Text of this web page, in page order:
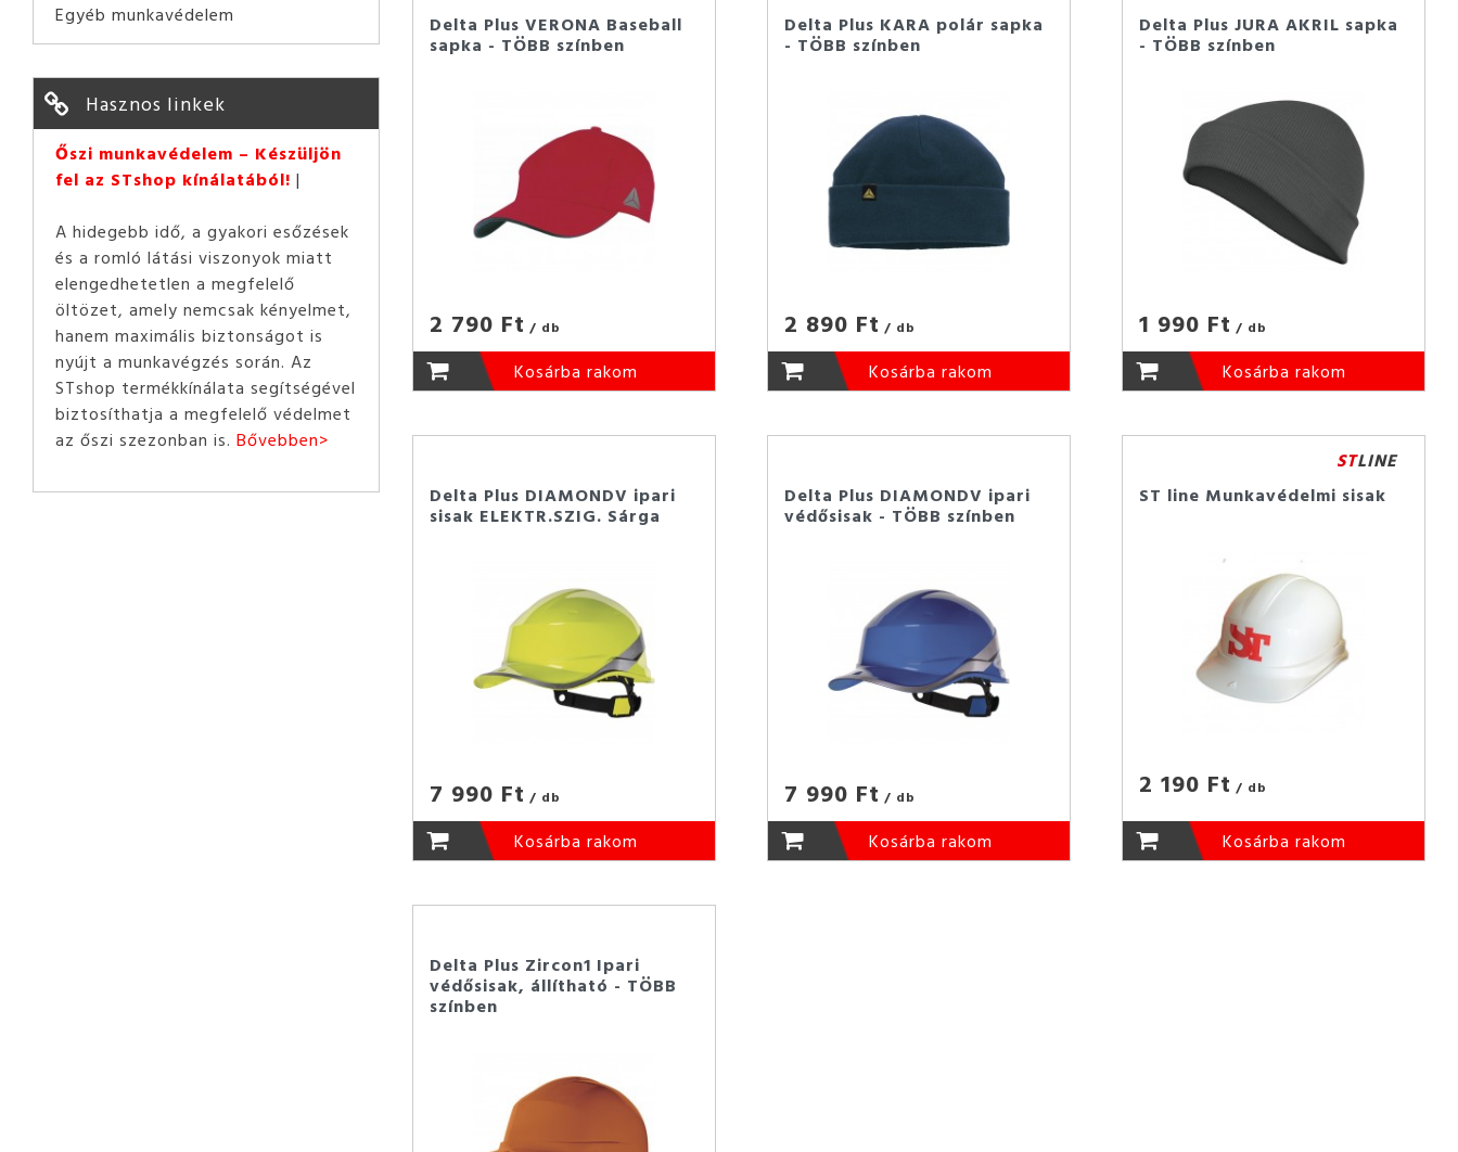
Egyéb munkavédelem
Hasznos linkek
Őszi munkavédelem – Készüljön
fel az STshop kínálatából!
A hidegebb idő, a gyakori esőzések
és a romló látási viszonyok miatt
elengedhetetlen a megfelelő
öltözet, amely nemcsak kényelmet,
hanem maximális biztonságot is
nyújt a munkavégzés során. Az
STshop termékkínálata segítségével
biztosíthatja a megfelelő védelmet
az őszi szezonban is. Bővebben>
Delta Plus VERONA Baseball
sapka - TÖBB színben
2 790 Ft / db
Kosárba rakom
Delta Plus KARA polár sapka
- TÖBB színben
2 890 Ft / db
Kosárba rakom
Delta Plus JURA AKRIL sapka
- TÖBB színben
1 990 Ft / db
Kosárba rakom
Delta Plus DIAMONDV ipari
sisak ELEKTR.SZIG. Sárga
7 990 Ft / db
Kosárba rakom
Delta Plus DIAMONDV ipari
védősisak - TÖBB színben
7 990 Ft / db
Kosárba rakom
STLINE
ST line Munkavédelmi sisak
2 190 Ft / db
Kosárba rakom
Delta Plus Zircon1 Ipari
védősisak, állítható - TÖBB
színben